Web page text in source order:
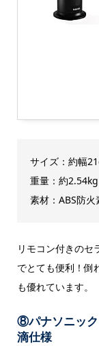
サイズ：約幅
重量：約2.54kg
素材：ABS防火
リモコン付きのセ
でとても便利！倒
も優れています。
⑧パナソニック
滴仕様